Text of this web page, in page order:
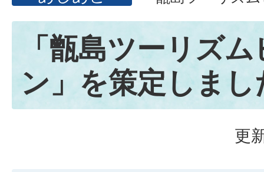
「甑島ツーリズ
ン」を策定しまし
更